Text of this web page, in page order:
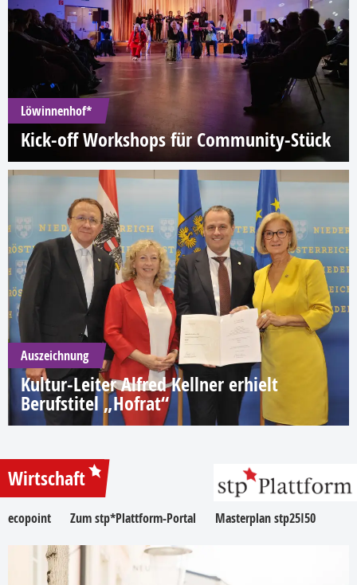
Löwinnenhof*
Kick-off Workshops für Community-Stück
Auszeichnung
Kultur-Leiter Alfred Kellner erhielt
Berufstitel „Hofrat“
Wirtschaft
ecopoint Zum stp*Plattform-Portal Masterplan stp25I50